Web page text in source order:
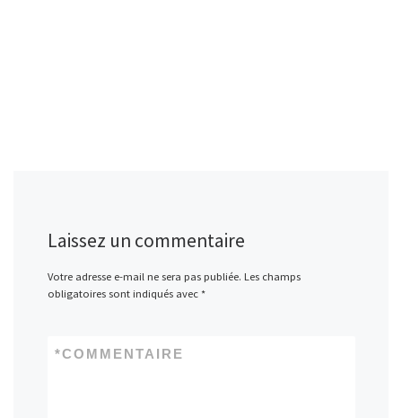
Laissez un commentaire
Votre adresse e-mail ne sera pas publiée. Les champs
obligatoires sont indiqués avec *
COMMENTAIRE
*